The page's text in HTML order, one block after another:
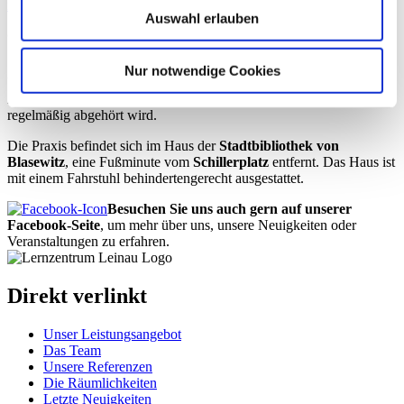
Auswahl erlauben
Nur notwendige Cookies
Öffnungszeiten:
Sie erreichen uns täglich in der Zeit zwischen 14:00 Uhr und 18:00
Außerhalb dieser Zeiten ist ein Anrufbeantworter geschaltet, der
regelmäßig abgehört wird.
Die Praxis befindet sich im Haus derStadtbibliothek von
Blasewitz, eine Fußminute vom Schillerplatz entfernt. Das Haus ist
mit einem Fahrstuhl behindertengerecht ausgestattet.
Besuchen Sie uns auch gern auf unserer
Facebook-Seite, um mehr über uns, unsere Neuigkeiten oder
Veranstaltungen zu erfahren.
Direkt verlinkt
Unser Leistungsangebot
Das Team
Unsere Referenzen
Die Räumlichkeiten
Letzte Neuigkeiten